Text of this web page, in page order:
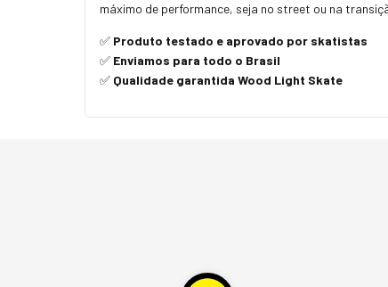
máximo de performance, seja no street ou na
✅ Produto testado e aprovado por skatistas
✅ Enviamos para todo o Brasil
✅ Qualidade garantida Wood Light Skate